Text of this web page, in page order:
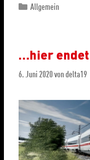
Allgemein
…hier
6. Juni 2020vondelta19